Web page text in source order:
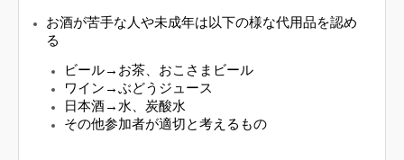
お酒が苦手な人や未成年は以下の様な代用品を認め
る
ビール→お茶、おこさまビール
ワイン→ぶどうジュース
日本酒→水、炭酸水
その他参加者が適切と考えるもの